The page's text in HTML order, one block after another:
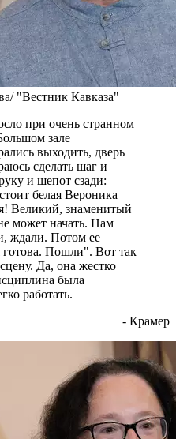
"Вестник Кавказа"
при очень странном
зале
выходить, дверь
сделать шаг и
и шепот сзади:
белая Вероника
Великий, знаменитый
может начать. Нам
ждали. Потом ее
готова. Пошли". Вот так
Да, она жестко
была
работать.
- Крамер